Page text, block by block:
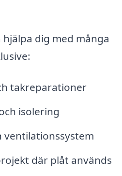
dig med många
takreparationer
isolering
ventilationssystem
där plåt används